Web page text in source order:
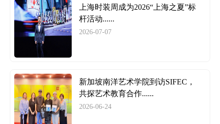
上海时装周成为2026“上海之夏”标
杆活动......
2026-07-07
新加坡南洋艺术学院到访SIFEC，
共探艺术教育合作......
2026-06-24